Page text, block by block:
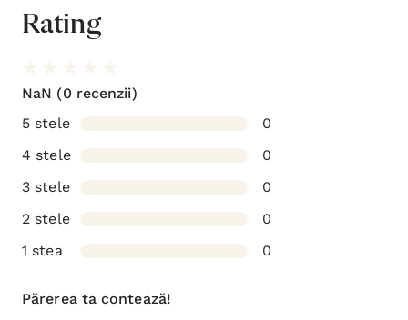
Rating
NaN (0 recenzii)
5 stele
0
4 stele
0
3 stele
0
2 stele
0
1 stea
0
Părerea ta contează!